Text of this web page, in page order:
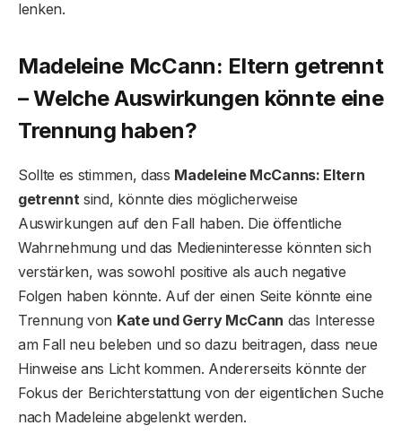
lenken.
Madeleine McCann: Eltern getrennt
– Welche Auswirkungen könnte eine
Trennung haben?
Sollte es stimmen, dass Madeleine McCanns: Eltern
getrenntsind, könnte dies möglicherweise
Auswirkungen auf den Fall haben. Die öffentliche
Wahrnehmung und das Medieninteresse könnten sich
verstärken, was sowohl positive als auch negative
Folgen haben könnte. Auf der einen Seite könnte eine
Trennung von Kate und Gerry McCann das Interesse
am Fall neu beleben und so dazu beitragen, dass neue
Hinweise ans Licht kommen. Andererseits könnte der
Fokus der Berichterstattung von der eigentlichen Suche
nach Madeleine abgelenkt werden.